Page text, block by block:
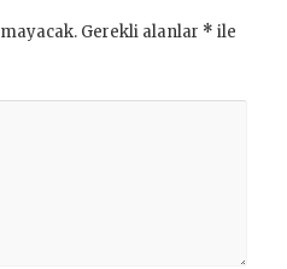
Gerekli alanlar * ile